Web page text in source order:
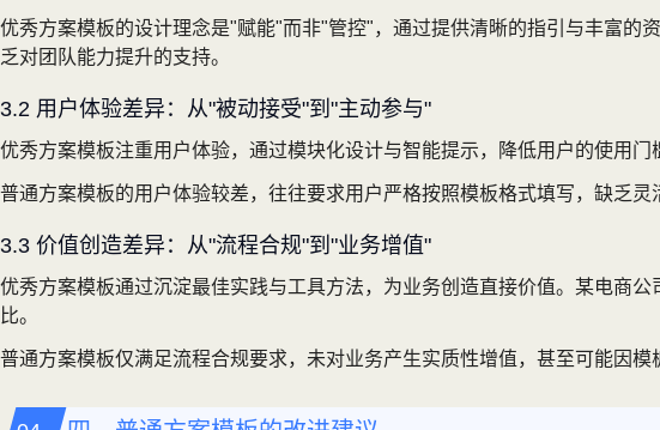
优秀方案模板的设计理念是"赋能"而非"管控"，通过提供清晰的指引与丰富
乏对团队能力提升的支持。
3.2 用户体验差异：从"被动接受"到"主动参与"
优秀方案模板注重用户体验，通过模块化设计与智能提示，降低用户的使用
普通方案模板的用户体验较差，往往要求用户严格按照模板格式填写，缺乏灵
3.3 价值创造差异：从"流程合规"到"业务增值"
优秀方案模板通过沉淀最佳实践与工具方法，为业务创造直接价值。某电商
比。
普通方案模板仅满足流程合规要求，未对业务产生实质性增值，甚至可能因模